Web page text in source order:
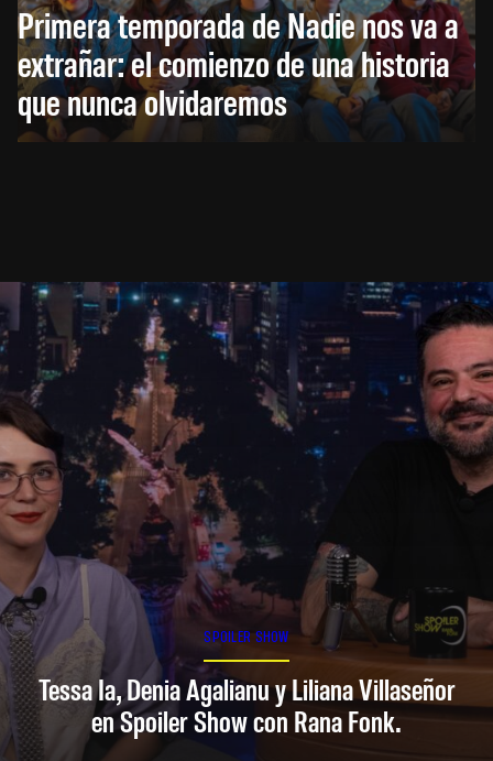
Primera temporada de Nadie nos va a
extrañar: el comienzo de una historia
que nunca olvidaremos
SPOILER SHOW
Tessa Ia, Denia Agalianu y Liliana Villaseñor
en Spoiler Show con Rana Fonk.